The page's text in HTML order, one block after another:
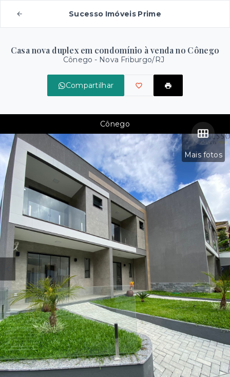
Sucesso Imóveis Prime
Casa nova duplex em condomínio à venda no Cônego
Cônego - Nova Friburgo/RJ
Compartilhar
Mais fotos
Cônego